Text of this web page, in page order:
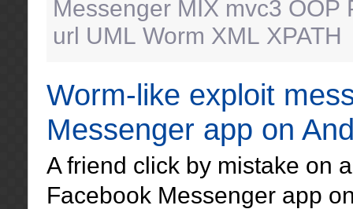
Messenger MIX mvc3 OOP
url UML Worm XML XPATH
Worm-like exploit
Messenger app on
A friend click by mistake on
Facebook Messenger app